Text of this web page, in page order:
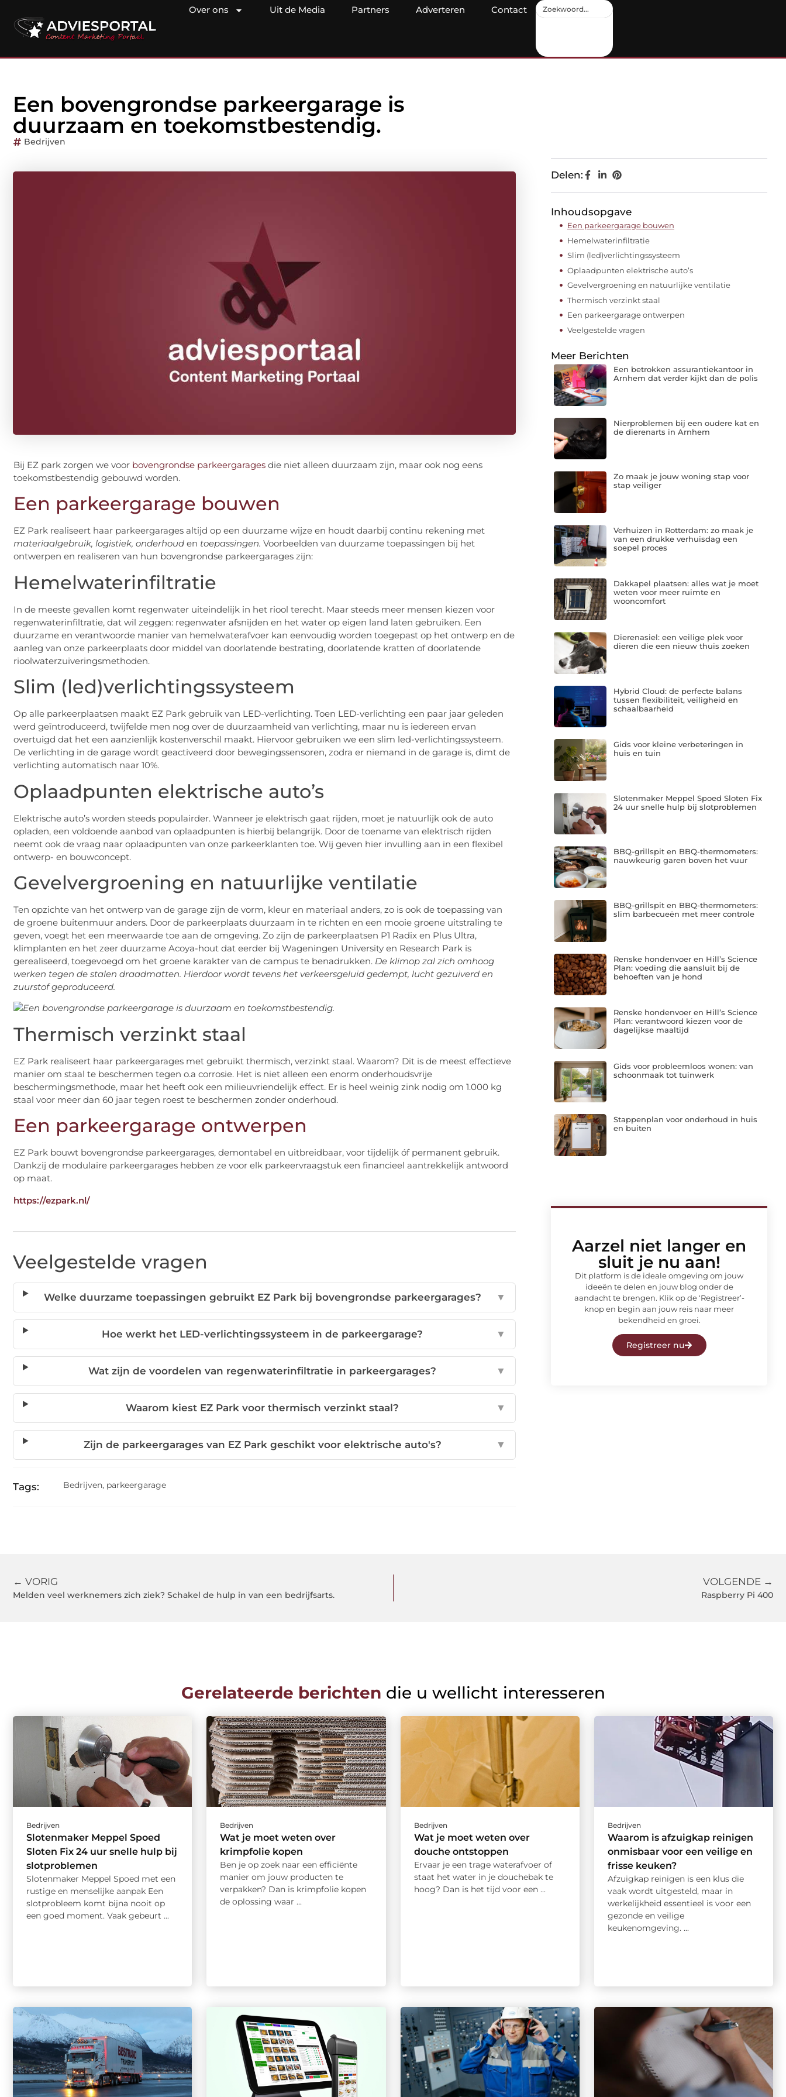
Over ons Uit de Media Partners Adverteren Contact
Een bovengrondse parkeergarage is
duurzaam en toekomstbestendig.
Bedrijven
Bij EZ park zorgen we voor bovengrondse parkeergarages die niet alleen duurzaam zijn, maar ook nog eens
toekomstbestendig gebouwd worden.
Een parkeergarage bouwen
EZ Park realiseert haar parkeergarages altijd op een duurzame wijze en houdt daarbij continu rekening met
materiaalgebruik, logistiek, onderhoud en toepassingen. Voorbeelden van duurzame toepassingen bij het
ontwerpen en realiseren van hun bovengrondse parkeergarages zijn:
Hemelwaterinfiltratie
In de meeste gevallen komt regenwater uiteindelijk in het riool terecht. Maar steeds meer mensen kiezen voor
regenwaterinfiltratie, dat wil zeggen: regenwater afsnijden en het water op eigen land laten gebruiken. Een
duurzame en verantwoorde manier van hemelwaterafvoer kan eenvoudig worden toegepast op het ontwerp en de
aanleg van onze parkeerplaats door middel van doorlatende bestrating, doorlatende kratten of doorlatende
rioolwaterzuiveringsmethoden.
Slim (led)verlichtingssysteem
Op alle parkeerplaatsen maakt EZ Park gebruik van LED-verlichting. Toen LED-verlichting een paar jaar geleden
werd geïntroduceerd, twijfelde men nog over de duurzaamheid van verlichting, maar nu is iedereen ervan
overtuigd dat het een aanzienlijk kostenverschil maakt. Hiervoor gebruiken we een slim led-verlichtingssysteem.
De verlichting in de garage wordt geactiveerd door bewegingssensoren, zodra er niemand in de garage is, dimt de
verlichting automatisch naar 10%.
Oplaadpunten elektrische auto’s
Elektrische auto’s worden steeds populairder. Wanneer je elektrisch gaat rijden, moet je natuurlijk ook de auto
opladen, een voldoende aanbod van oplaadpunten is hierbij belangrijk. Door de toename van elektrisch rijden
neemt ook de vraag naar oplaadpunten van onze parkeerklanten toe. Wij geven hier invulling aan in een flexibel
ontwerp- en bouwconcept.
Gevelvergroening en natuurlijke ventilatie
Ten opzichte van het ontwerp van de garage zijn de vorm, kleur en materiaal anders, zo is ook de toepassing van
de groene buitenmuur anders. Door de parkeerplaats duurzaam in te richten en een mooie groene uitstraling te
geven, voegt het een meerwaarde toe aan de omgeving. Zo zijn de parkeerplaatsen P1 Radix en Plus Ultra,
klimplanten en het zeer duurzame Acoya-hout dat eerder bij Wageningen University en Research Park is
gerealiseerd, toegevoegd om het groene karakter van de campus te benadrukken. De klimop zal zich omhoog
werken tegen de stalen draadmatten. Hierdoor wordt tevens het verkeersgeluid gedempt, lucht gezuiverd en
zuurstof geproduceerd.
Thermisch verzinkt staal
EZ Park realiseert haar parkeergarages met gebruikt thermisch, verzinkt staal. Waarom? Dit is de meest effectieve
manier om staal te beschermen tegen o.a corrosie. Het is niet alleen een enorm onderhoudsvrije
beschermingsmethode, maar het heeft ook een milieuvriendelijk effect. Er is heel weinig zink nodig om 1.000 kg
staal voor meer dan 60 jaar tegen roest te beschermen zonder onderhoud.
Een parkeergarage ontwerpen
EZ Park bouwt bovengrondse parkeergarages, demontabel en uitbreidbaar, voor tijdelijk óf permanent gebruik.
Dankzij de modulaire parkeergarages hebben ze voor elk parkeervraagstuk een financieel aantrekkelijk antwoord
op maat.
https://ezpark.nl/
Veelgestelde vragen
Welke duurzame toepassingen gebruikt EZ Park bij bovengrondse parkeergarages? ▼
Hoe werkt het LED-verlichtingssysteem in de parkeergarage? ▼
Wat zijn de voordelen van regenwaterinfiltratie in parkeergarages? ▼
Waarom kiest EZ Park voor thermisch verzinkt staal? ▼
Zijn de parkeergarages van EZ Park geschikt voor elektrische auto's? ▼
Tags: Bedrijven, parkeergarage
Delen:
Inhoudsopgave
Een parkeergarage bouwen
Hemelwaterinfiltratie
Slim (led)verlichtingssysteem
Oplaadpunten elektrische auto’s
Gevelvergroening en natuurlijke ventilatie
Thermisch verzinkt staal
Een parkeergarage ontwerpen
Veelgestelde vragen
Meer Berichten
Een betrokken assurantiekantoor in
Arnhem dat verder kijkt dan de polis
Nierproblemen bij een oudere kat en
de dierenarts in Arnhem
Zo maak je jouw woning stap voor
stap veiliger
Verhuizen in Rotterdam: zo maak je
van een drukke verhuisdag een
soepel proces
Dakkapel plaatsen: alles wat je moet
weten voor meer ruimte en
wooncomfort
Dierenasiel: een veilige plek voor
dieren die een nieuw thuis zoeken
Hybrid Cloud: de perfecte balans
tussen flexibiliteit, veiligheid en
schaalbaarheid
Gids voor kleine verbeteringen in
huis en tuin
Slotenmaker Meppel Spoed Sloten Fix
24 uur snelle hulp bij slotproblemen
BBQ-grillspit en BBQ-thermometers:
nauwkeurig garen boven het vuur
BBQ-grillspit en BBQ-thermometers:
slim barbecueën met meer controle
Renske hondenvoer en Hill’s Science
Plan: voeding die aansluit bij de
behoeften van je hond
Renske hondenvoer en Hill’s Science
Plan: verantwoord kiezen voor de
dagelijkse maaltijd
Gids voor probleemloos wonen: van
schoonmaak tot tuinwerk
Stappenplan voor onderhoud in huis
en buiten
Aarzel niet langer en
sluit je nu aan!
Dit platform is de ideale omgeving om jouw
ideeën te delen en jouw blog onder de
aandacht te brengen. Klik op de ‘Registreer’-
knop en begin aan jouw reis naar meer
bekendheid en groei.
Registreer nu
← VORIG
Melden veel werknemers zich ziek? Schakel de hulp in van een bedrijfsarts.
VOLGENDE →
Raspberry Pi 400
Gerelateerde berichten die u wellicht interesseren
Bedrijven
Slotenmaker Meppel Spoed
Sloten Fix 24 uur snelle hulp bij
slotproblemen
Slotenmaker Meppel Spoed met een
rustige en menselijke aanpak Een
slotprobleem komt bijna nooit op
een goed moment. Vaak gebeurt ...
Bedrijven
Wat je moet weten over
krimpfolie kopen
Ben je op zoek naar een efficiënte
manier om jouw producten te
verpakken? Dan is krimpfolie kopen
de oplossing waar ...
Bedrijven
Wat je moet weten over
douche ontstoppen
Ervaar je een trage waterafvoer of
staat het water in je douchebak te
hoog? Dan is het tijd voor een ...
Bedrijven
Waarom is afzuigkap reinigen
onmisbaar voor een veilige en
frisse keuken?
Afzuigkap reinigen is een klus die
vaak wordt uitgesteld, maar in
werkelijkheid essentieel is voor een
gezonde en veilige
keukenomgeving. ...